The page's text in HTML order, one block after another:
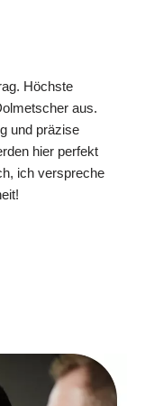
Höchste
aus.
und präzise
hier perfekt
ich verspreche